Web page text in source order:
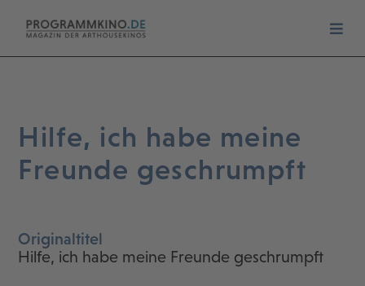
Hilfe, ich habe meine
Freunde geschrumpft
Originaltitel
Hilfe, ich habe meine Freunde geschrumpft